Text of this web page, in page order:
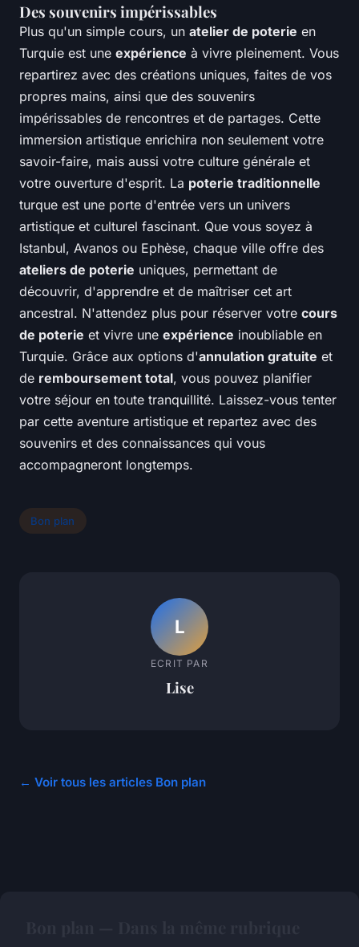
Des souvenirs impérissables
Plus qu'un simple cours, un atelier de poterie en
Turquie est une expérience à vivre pleinement. Vous
repartirez avec des créations uniques, faites de vos
propres mains, ainsi que des souvenirs
impérissables de rencontres et de partages. Cette
immersion artistique enrichira non seulement votre
savoir-faire, mais aussi votre culture générale et
votre ouverture d'esprit. La poterie traditionnelle
turque est une porte d'entrée vers un univers
artistique et culturel fascinant. Que vous soyez à
Istanbul, Avanos ou Ephèse, chaque ville offre des
ateliers de poterie uniques, permettant de
découvrir, d'apprendre et de maîtriser cet art
ancestral. N'attendez plus pour réserver votre cours
de poterie et vivre une expérience inoubliable en
Turquie. Grâce aux options d'annulation gratuite et
de remboursement total, vous pouvez planifier
votre séjour en toute tranquillité. Laissez-vous tenter
par cette aventure artistique et repartez avec des
souvenirs et des connaissances qui vous
accompagneront longtemps.
Bon plan
L
ECRIT PAR
Lise
← Voir tous les articles Bon plan